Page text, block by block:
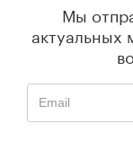
Мы
актуальных